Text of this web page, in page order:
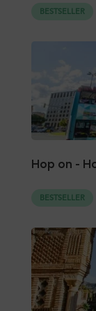
BESTSELLER
Hop on -
BESTSELLER